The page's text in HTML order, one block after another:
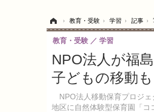
› 教育・受験 › 学習 › 記事 ›
NPO法人が福
子どもの移動
NPO法人移動保育プロジェ
地区に自然体験型保育園「
教育・受験 学習